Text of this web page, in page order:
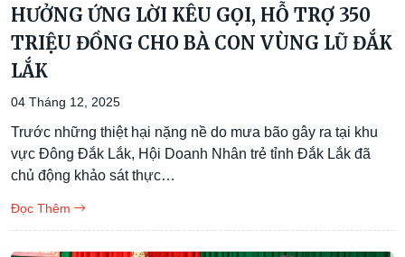
HƯỞNG ỨNG LỜI KÊU GỌI, HỖ TRỢ 350
TRIỆU ĐỒNG CHO BÀ CON VÙNG LŨ ĐẮK
LẮK
04 Tháng 12, 2025
Trước những thiệt hại nặng nề do mưa bão gây ra tại khu
vực Đông Đắk Lắk, Hội Doanh Nhân trẻ tỉnh Đắk Lắk đã
chủ động khảo sát thực…
Đọc Thêm